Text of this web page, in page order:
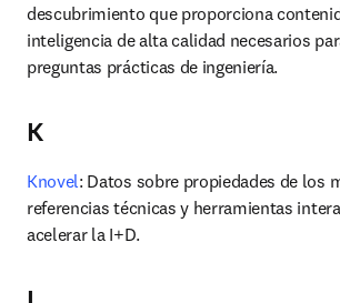
descubrimiento que proporciona
inteligencia de alta calidad necesarios
preguntas prácticas de ingeniería.
K
Knovel: Datos sobre propiedades de los
referencias técnicas y herramientas
acelerar la I+D.